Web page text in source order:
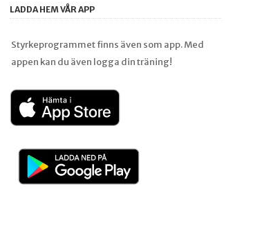
LADDA HEM VÅR APP
Styrkeprogrammet finns även som app. Med
appen kan du även logga din träning!